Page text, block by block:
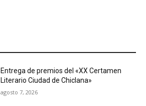
Entrega de premios del «XX Certamen
Literario Ciudad de Chiclana»
agosto 7, 2026